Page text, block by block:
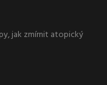
jak zmírnit atopický